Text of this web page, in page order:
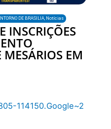
DE BRASILIA Notícias
INSCRIÇÕES
MESÁRIOS EM